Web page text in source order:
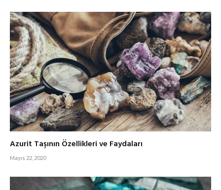
Azurit Taşının Özellikleri ve Faydaları
Mayıs 22, 2020